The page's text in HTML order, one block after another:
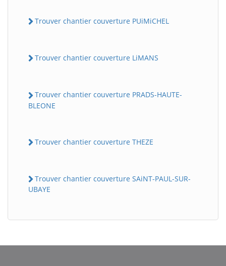
Trouver chantier couverture PUiMiCHEL
Trouver chantier couverture LiMANS
Trouver chantier couverture PRADS-HAUTE-
BLEONE
Trouver chantier couverture THEZE
Trouver chantier couverture SAiNT-PAUL-SUR-
UBAYE
BatiWebPro